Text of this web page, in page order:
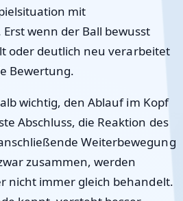
mit
wenn der Ball bewusst
oder deutlich neu verarbeitet
Bewertung.
wichtig, den Ablauf im Kopf
Abschluss, die Reaktion des
Weiterbewegung
zusammen, werden
nicht immer gleich behandelt.